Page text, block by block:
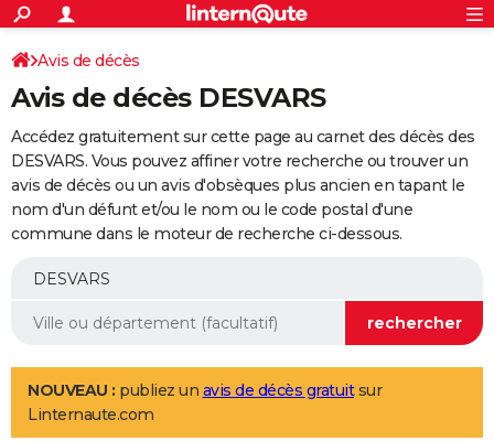
ACTUALITÉS
Politique
Société
Faits Divers
Education
Monde
Villes
+
SPORT
Coupe du monde 2026
Football
Tennis
Cyclisme
Rugby
Forum
Programme TV
TNT
Streaming
Cinéma
Sorties cinéma
Musique
+
FINANCE
Retraite
Epargne
Immobilier
Risques naturels par ville
Banque
Assurance
AUTO
Essais
Réserver un essai
Citadines
Berlines
SUV
Forum auto
+
Mobiles
Meilleur smartphone
Internet
Ordinateurs
Jeux vidéo
Guide high-tech
Aménagement intérieur
LIFESTYLE
Art de vivre
Bien-être
Loisirs
Mode
Modes de vie
Avis de décès
Avis de décès DESVARS
Accédez gratuitement sur cette page au carnet des décès des
DESVARS. Vous pouvez affiner votre recherche ou trouver un
avis de décès ou un avis d'obsèques plus ancien en tapant le
nom d'un défunt et/ou le nom ou le code postal d'une
commune dans le moteur de recherche ci-dessous.
NOUVEAU : publiez un avis de décès gratuitsur
Linternaute.com